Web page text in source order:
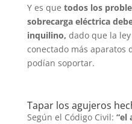
Y es que todos los
sobrecarga eléctrica
inquilino, dado que la
conectado más aparatos
podían soportar.
Tapar los agujeros
Según el Código Civil: “el